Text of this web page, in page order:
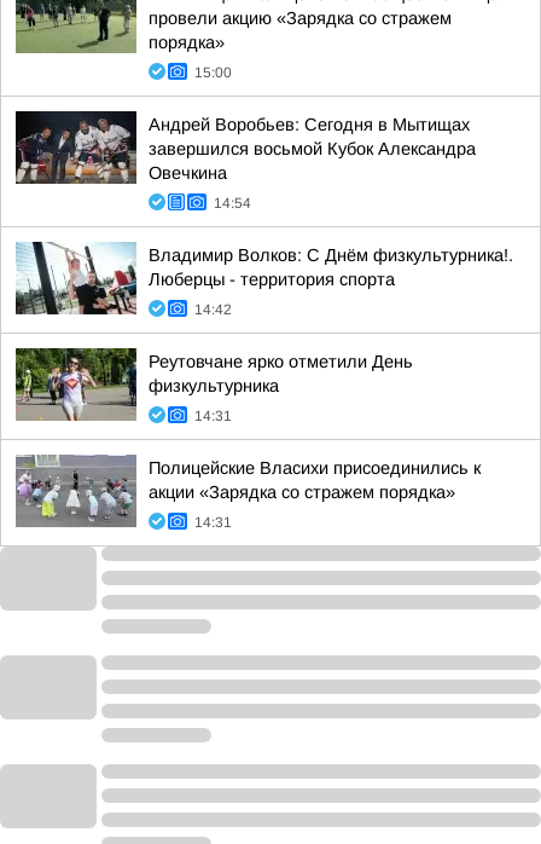
провели акцию «Зарядка со стражем
порядка»
15:00
Андрей Воробьев: Сегодня в Мытищах
завершился восьмой Кубок Александра
Овечкина
14:54
Владимир Волков: С Днём физкультурника!.
Люберцы - территория спорта
14:42
Реутовчане ярко отметили День
физкультурника
14:31
Полицейские Власихи присоединились к
акции «Зарядка со стражем порядка»
14:31